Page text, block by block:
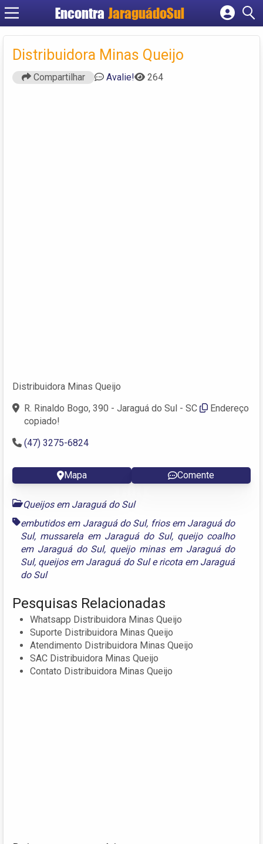
Encontra JaraguádoSul
Cadastrar empresa
Criar conta
Distribuidora Minas Queijo
Compartilhar Avalie! 264
Distribuidora Minas Queijo
R. Rinaldo Bogo, 390 - Jaraguá do Sul - SC
Endereço
copiado!
(47) 3275-6824
Mapa Comente
Queijos em Jaraguá do Sul
embutidos em Jaraguá do Sul, frios em Jaraguá do
Sul, mussarela em Jaraguá do Sul, queijo coalho
em Jaraguá do Sul, queijo minas em Jaraguá do
Sul, queijos em Jaraguá do Sulericota em Jaraguá
do Sul
Pesquisas Relacionadas
Whatsapp Distribuidora Minas Queijo
Suporte Distribuidora Minas Queijo
Atendimento Distribuidora Minas Queijo
SAC Distribuidora Minas Queijo
Contato Distribuidora Minas Queijo